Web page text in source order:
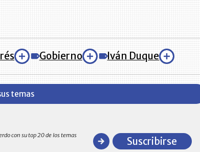
Gobierno Iván Duque
temas
con su top 20 de los temas
comportamiento general y detallado de las
en ventas en ColombiaSuscribirse